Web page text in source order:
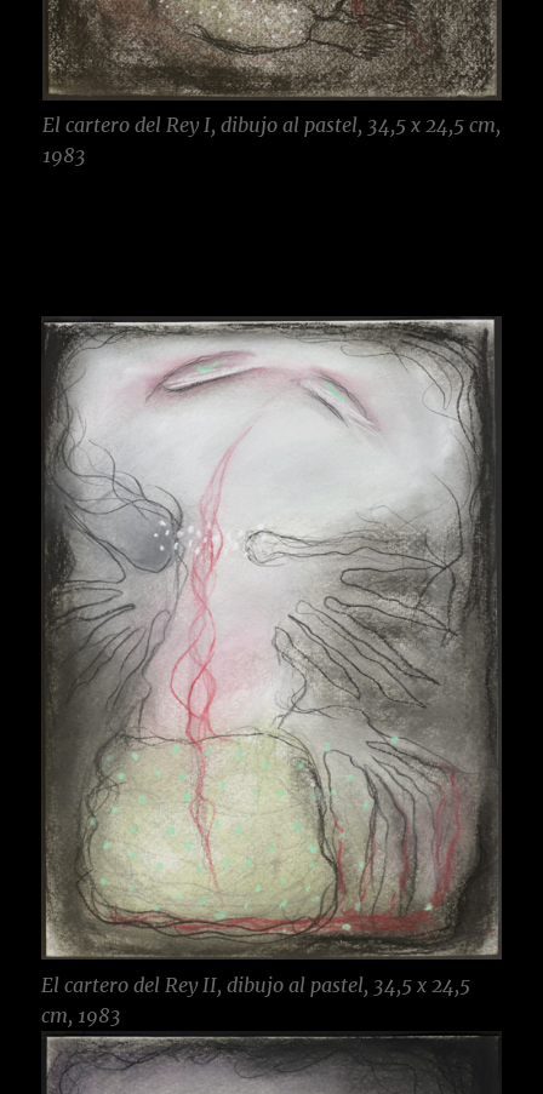
El cartero del Rey I, dibujo al pastel, 34,5 x 24,5 cm,
1983
El cartero del Rey II, dibujo al pastel, 34,5 x 24,5
cm, 1983